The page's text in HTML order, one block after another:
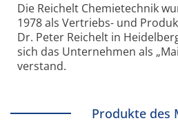
Die Reichelt Chemietechnik
1978 als Vertriebs- und
Dr. Peter Reichelt in
sich das Unternehmen als
verstand.
Produkte des